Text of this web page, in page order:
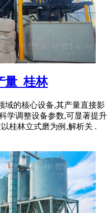
量_桂林
域的核心设备,其产量直接影
学调整设备参数,可显著提升
桂林立式磨为例,解析关 .